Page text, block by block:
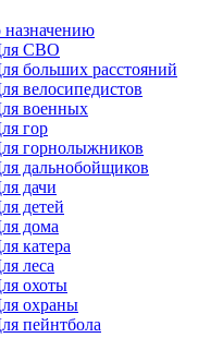
СВО
больших расстояний
велосипедистов
военных
гор
горнолыжников
дальнобойщиков
дачи
детей
дома
катера
леса
охоты
охраны
пейнтбола